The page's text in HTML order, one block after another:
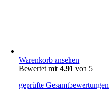
Warenkorb ansehen
Bewertet mit4.91 von 5
geprüfte Gesamtbewertungen